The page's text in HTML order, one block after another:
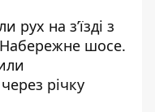
рух на з’їзді з
шосе.
річку